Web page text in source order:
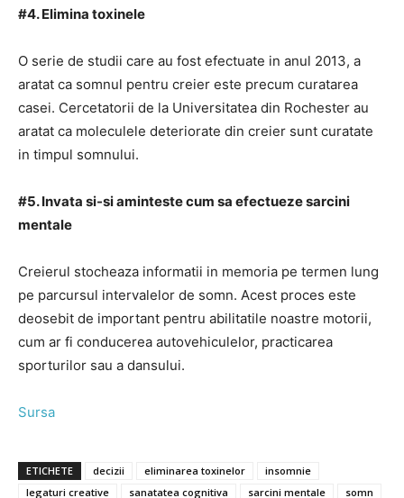
#4. Elimina toxinele
O serie de studii care au fost efectuate in anul 2013, a
aratat ca somnul pentru creier este precum curatarea
casei. Cercetatorii de la Universitatea din Rochester au
aratat ca moleculele deteriorate din creier sunt curatate
in timpul somnului.
#5. Invata si-si aminteste cum sa efectueze sarcini
mentale
Creierul stocheaza informatii in memoria pe termen lung
pe parcursul intervalelor de somn. Acest proces este
deosebit de important pentru abilitatile noastre motorii,
cum ar fi conducerea autovehiculelor, practicarea
sporturilor sau a dansului.
Sursa
ETICHETE decizii eliminarea toxinelor
insomnie
legaturi creative
sanatatea cognitiva sarcini mentale somn